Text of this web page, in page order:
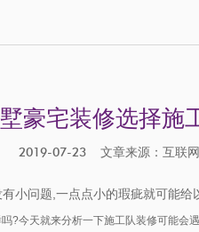
豪宅装修选择施
2019-07-23 文章来源：互联
小问题,一点点小的瑕疵就可能给
?今天就来分析一下施工队装修可能会遇